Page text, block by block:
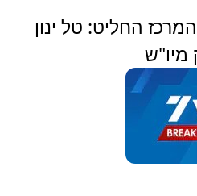
החליט: טל ינון
מיו"ש